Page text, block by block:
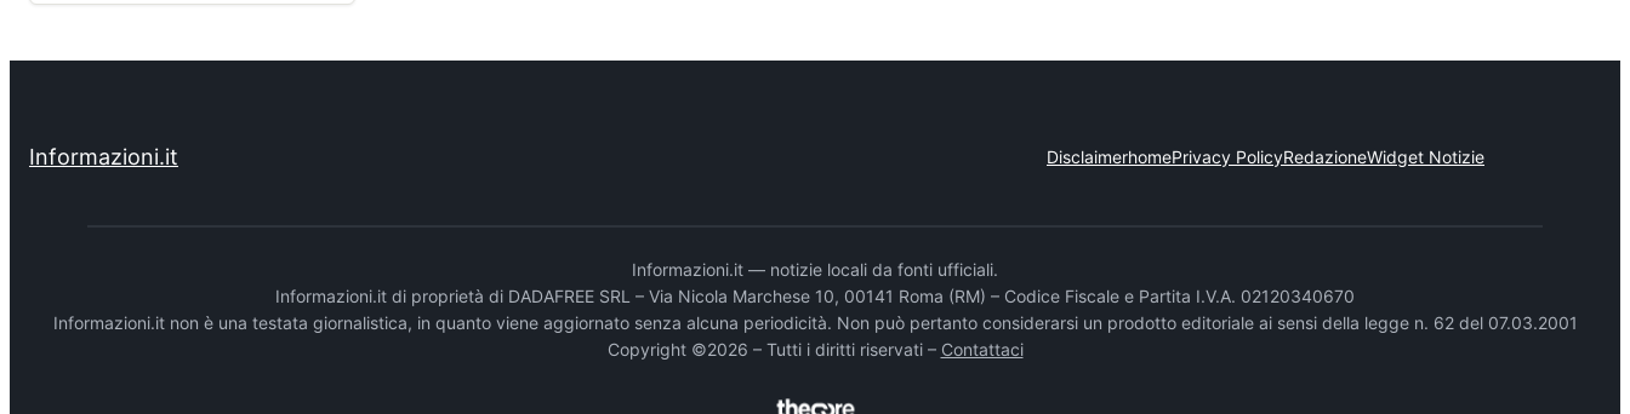
Informazioni.it DisclaimerhomePrivacy PolicyRedazioneWidget Notizie
Informazioni.it — notizie locali da fonti ufficiali.
Informazioni.it di proprietà di DADAFREE SRL – Via Nicola Marchese 10, 00141 Roma (RM) – Codice Fiscale e Partita I.V.A. 02120340670
Informazioni.it non è una testata giornalistica, in quanto viene aggiornato senza alcuna periodicità. Non può pertanto considerarsi un prodotto editoriale ai sensi della legge n. 62 del 07.03.2001
Copyright ©2026 – Tutti i diritti riservati – Contattaci